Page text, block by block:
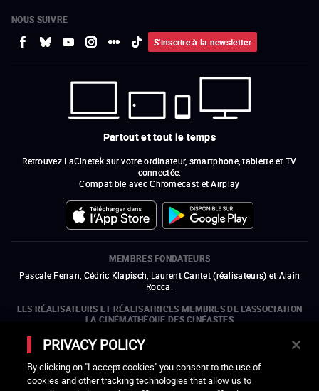
NOUS SUIVRE
S'inscrire à la newsletter
Partout et tout le temps
Retrouvez LaCinetek sur votre ordinateur, smartphone, tablette et TV
connectée.
Compatible avec Chromecast et Airplay
MEMBRES FONDATEURS
Pascale Ferran, Cédric Klapisch, Laurent Cantet (réalisateurs) et Alain
Rocca.
LES RÉALISATEURS ET RÉALISATRICES MEMBRES DE L'ASSOCIATION
LA CINÉMATHÈQUE DES CINÉASTES
Olivier Assayas, Bertrand Bonello, Michel Hazanavicius (représentant de
l'ARP), Rebecca Zlotowski et Mikael Buch (représentant de la SRF)
LES ORGANISMES MEMBRES DE L'ASSOCIATION LA CINÉMATHÈQUE
DES CINÉASTES
PRIVACY POLICY
By clicking on "I accept cookies" you consent to the use of
cookies and other tracking technologies that allow us to